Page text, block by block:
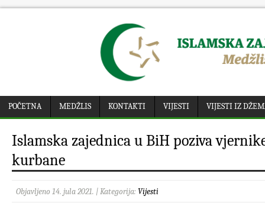
POČETNA MEDŽLIS KONTAKTI VIJESTI VIJESTI IZ
Islamska zajednica u BiH poziva
kurbane
Objavljeno 14. jula 2021. | Kategorija: Vijesti